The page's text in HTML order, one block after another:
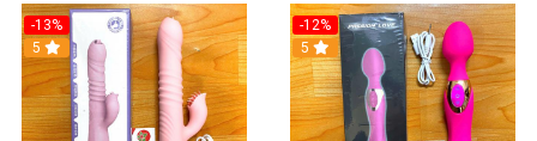
-13%
5
-12%
5